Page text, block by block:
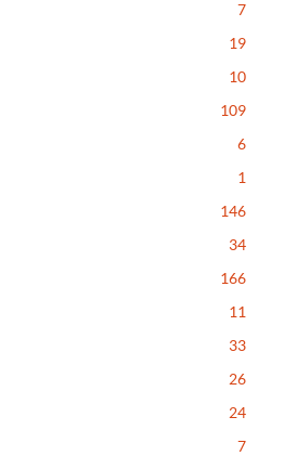
7
19
10
109
6
1
146
34
166
11
33
26
24
7